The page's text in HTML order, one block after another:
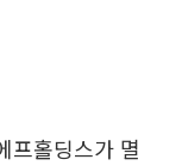
프홀딩스가 멸